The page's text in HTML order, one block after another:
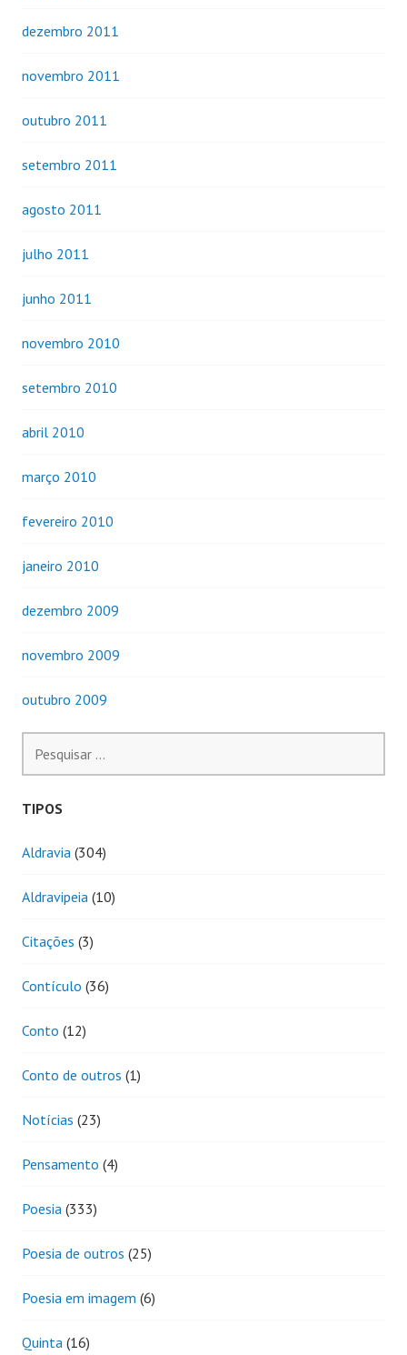
dezembro 2011
novembro 2011
outubro 2011
setembro 2011
agosto 2011
julho 2011
junho 2011
novembro 2010
setembro 2010
abril 2010
março 2010
fevereiro 2010
janeiro 2010
dezembro 2009
novembro 2009
outubro 2009
por:
TIPOS
Aldravia (304)
Aldravipeia (10)
Citações (3)
Contículo (36)
Conto (12)
Conto de outros (1)
Notícias (23)
Pensamento (4)
Poesia (333)
Poesia de outros (25)
Poesia em imagem (6)
Quinta (16)